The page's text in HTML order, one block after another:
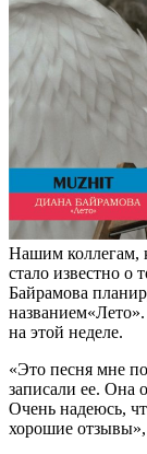
Нашим коллегам,
стало известно о
Байрамова
на этой неделе.
«Это песня мне
записали ее. Она
Очень надеюсь,
хорошие